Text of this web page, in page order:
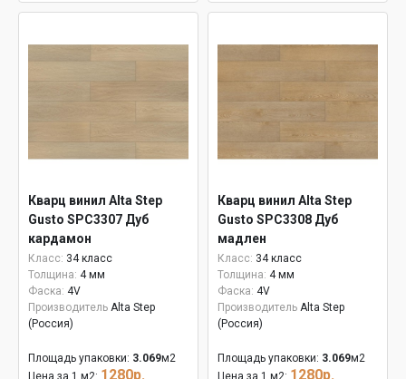
Кварц винил Alta Step
Gusto SPC3307 Дуб
кардамон
Класс: 34 класс
Толщина: 4 мм
Фаска: 4V
Производитель Alta Step
(Россия)
Площадь упаковки: 3.069м2
Цена за 1 м2: 1280р.
Кварц винил Alta Step
Gusto SPC3308 Дуб
мадлен
Класс: 34 класс
Толщина: 4 мм
Фаска: 4V
Производитель Alta Step
(Россия)
Площадь упаковки: 3.069м2
Цена за 1 м2: 1280р.